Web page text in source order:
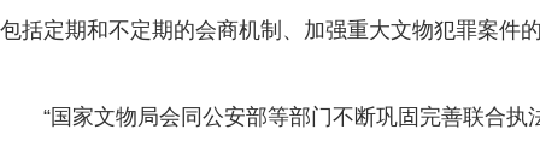
包括定期和不定期的会商机制、加强重大文物犯罪案件
“国家文物局会同公安部等部门不断巩固完善联合执